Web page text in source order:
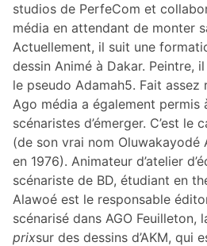
studios de PerfeCom et
média en attendant de monter
Actuellement, il suit une
dessin Animé à Dakar. Peintre,
le pseudo Adamah5. Fait assez
Ago média a également permis
scénaristes d’émerger. C’est le
(de son vrai nom Oluwakayodé
en 1976). Animateur d’atelier
scénariste de BD, étudiant en
Alawoé est le responsable
scénarisé dans AGO Feuilleton,
prixsur des dessins d’AKM, qui